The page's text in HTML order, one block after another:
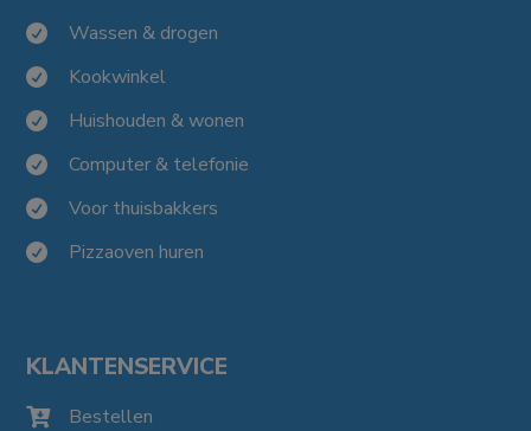
 Wassen & drogen
 Kookwinkel
 Huishouden & wonen
 Computer & telefonie
 Voor thuisbakkers
 Pizzaoven huren
KLANTENSERVICE
 Bestellen